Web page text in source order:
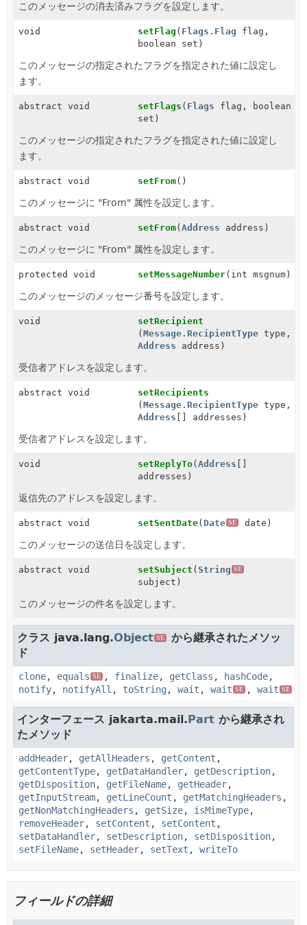
このメッセージの消去済みフラグを設定します。
void setFlag ( Flags.Flag flag,
boolean set)
このメッセージの指定されたフラグを指定された値に設定し
ます。
abstract void setFlags ( Flags flag, boolean
set)
このメッセージの指定されたフラグを指定された値に設定し
ます。
abstract void setFrom()
このメッセージに "From" 属性を設定します。
abstract void setFrom(Address address)
このメッセージに "From" 属性を設定します。
protected void setMessageNumber(int msgnum)
このメッセージのメッセージ番号を設定します。
void
setRecipient
(Message.RecipientType type,
Address address)
受信者アドレスを設定します。
abstract void
setRecipients
(Message.RecipientType type,
Address [] addresses)
受信者アドレスを設定します。
void setReplyTo(Address
addresses)
返信先のアドレスを設定します。
abstract void setSentDate( Date SE date)
このメッセージの送信日を設定します。
abstract void setSubject (String SE
subject)
このメッセージの件名を設定します。
クラス java.lang.Object SE
から継承されたメソッ
ド
clone, equals SE , finalize, getClass , hashCode,
notify, notifyAll , toString , wait , wait SE , wait SE
インターフェース jakarta.mail.Part から継承され
たメソッド
addHeader, getAllHeaders , getContent ,
getContentType, getDataHandler, getDescription,
getDisposition, getFileName, getHeader,
getInputStream, getLineCount , getMatchingHeaders ,
getNonMatchingHeaders , getSize, isMimeType,
removeHeader, setContent , setContent ,
setDataHandler, setDescription, setDisposition,
setFileName, setHeader, setText , writeTo
フィールドの詳細